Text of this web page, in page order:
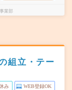
業部
組立・テー
み WEB登録OK